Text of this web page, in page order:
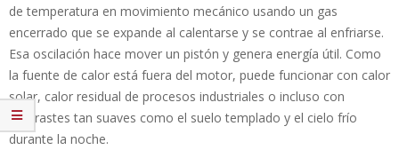
de temperatura en movimiento mecánico usando un gas
encerrado que se expande al calentarse y se contrae al enfriarse.
Esa oscilación hace mover un pistón y genera energía útil. Como
la fuente de calor está fuera del motor, puede funcionar con calor
solar, calor residual de procesos industriales o incluso con
contrastes tan suaves como el suelo templado y el cielo frío
durante la noche.